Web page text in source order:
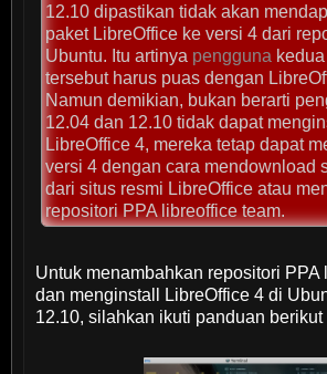
12.10 dipastikan tidak akan
paket LibreOffice ke versi 4 dari
Ubuntu. Itu artinya pengguna
tersebut harus puas dengan
Namun demikian, bukan berarti
12.04 dan 12.10 tidak dapat
LibreOffice 4, mereka tetap dapat
versi 4 dengan cara mendownload
dari situs resmi LibreOffice atau
repositori PPA libreoffice team.
Untuk menambahkan repositori PPA
dan menginstall LibreOffice 4 di
12.10, silahkan ikuti panduan berikut